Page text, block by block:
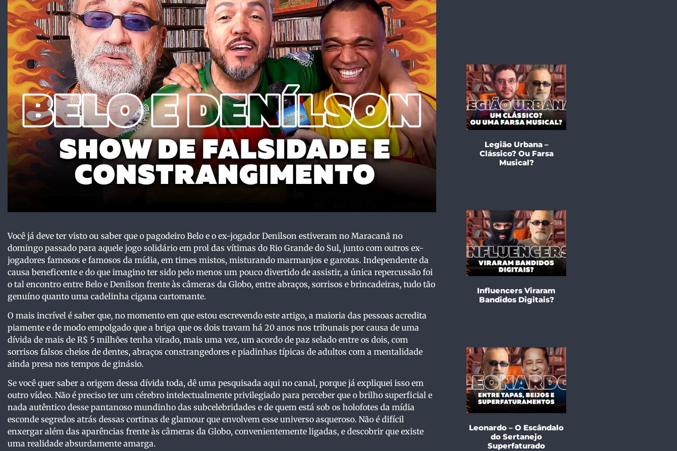
Você já deve ter visto ou saber que o pagodeiro Belo e o ex-jogador Denilson estiveram no Maracanã no
domingo passado para aquele jogo solidário em prol das vítimas do Rio Grande do Sul, junto com outros ex-
jogadores famosos e famosos da mídia, em times mistos, misturando marmanjos e garotas. Independente da
causa beneficente e do que imagino ter sido pelo menos um pouco divertido de assistir, a única repercussão foi
o tal encontro entre Belo e Denilson frente às câmeras da Globo, entre abraços, sorrisos e brincadeiras, tudo tão
genuíno quanto uma cadelinha cigana cartomante.
O mais incrível é saber que, no momento em que estou escrevendo este artigo, a maioria das pessoas acredita
piamente e de modo empolgado que a briga que os dois travam há 20 anos nos tribunais por causa de uma
dívida de mais de R$ 5 milhões tenha virado, mais uma vez, um acordo de paz selado entre os dois, com
sorrisos falsos cheios de dentes, abraços constrangedores e piadinhas típicas de adultos com a mentalidade
ainda presa nos tempos de ginásio.
Se você quer saber a origem dessa dívida toda, dê uma pesquisada aqui no canal, porque já expliquei isso em
outro vídeo. Não é preciso ter um cérebro intelectualmente privilegiado para perceber que o brilho superficial e
nada autêntico desse pantanoso mundinho das subcelebridades e de quem está sob os holofotes da mídia
esconde segredos atrás dessas cortinas de glamour que envolvem esse universo asqueroso. Não é difícil
enxergar além das aparências frente às câmeras da Globo, convenientemente ligadas, e descobrir que existe
uma realidade absurdamente amarga.
Legião Urbana –
Clássico? Ou Farsa
Musical?
Influencers Viraram
Bandidos Digitais?
Leonardo – O Escândalo
do Sertanejo
Superfaturado